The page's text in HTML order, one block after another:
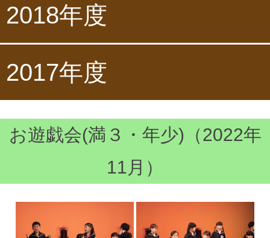
2018年度
2017年度
お遊戯会(満３・年少)（2022年
11月）